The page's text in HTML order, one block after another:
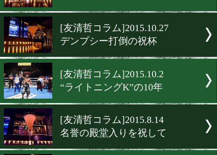
[友清哲コラム]2016.2.15
[友清哲コラム]2015.10.27
デンプシー打倒の祝杯
[友清哲コラム]2015.10.2